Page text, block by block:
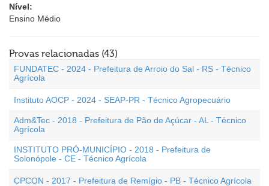
Nível:
Ensino Médio
Provas relacionadas (43)
FUNDATEC - 2024 - Prefeitura de Arroio do Sal - RS - Técnico
Agrícola
Instituto AOCP - 2024 - SEAP-PR - Técnico Agropecuário
Adm&Tec - 2018 - Prefeitura de Pão de Açúcar - AL - Técnico
Agrícola
INSTITUTO PRÓ-MUNICÍPIO - 2018 - Prefeitura de
Solonópole - CE - Técnico Agrícola
CPCON - 2017 - Prefeitura de Remígio - PB - Técnico Agrícola